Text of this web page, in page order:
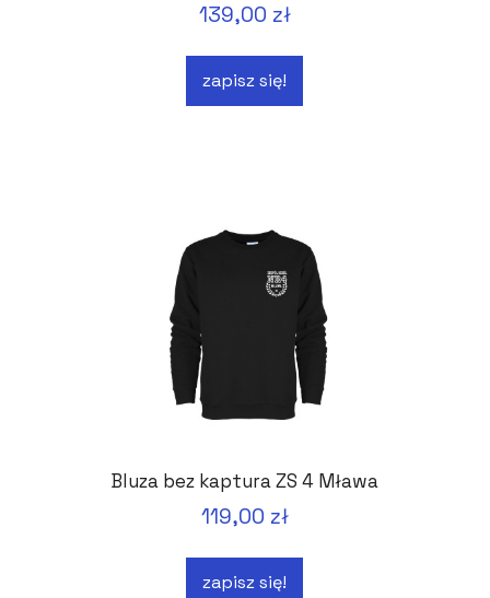
139,00 zł
zapisz się!
Bluza bez kaptura ZS 4 Mława
119,00 zł
zapisz się!